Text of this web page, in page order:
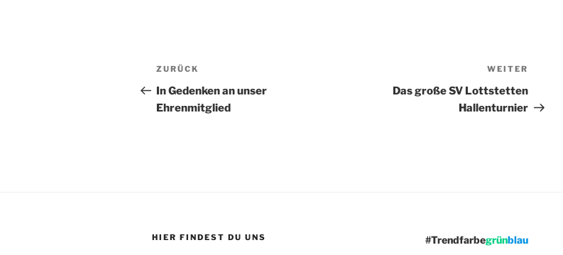
Beitragsnavigation
Vorheriger
Beitrag
ZURÜCK
In Gedenken an unser
Ehrenmitglied
Beitrag
WEITER
Das große SV Lottstetten
Hallenturnier
HIER FINDEST DU UNS #Trendfarbegrünblau